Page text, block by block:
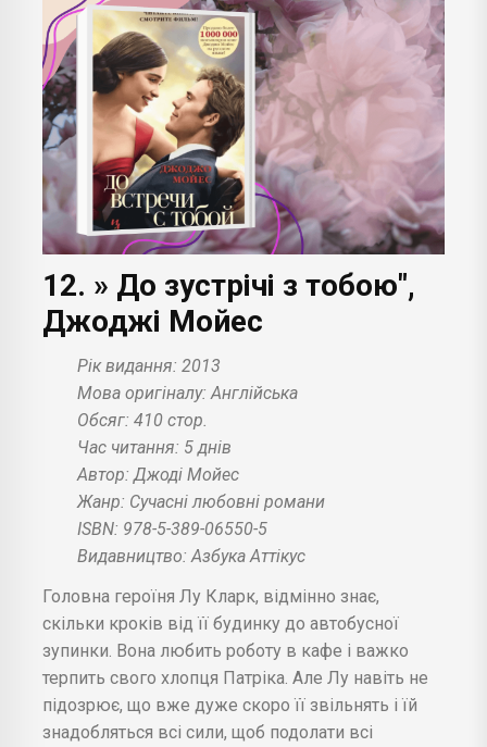
12. » До зустрічі з тобою",
Джоджі Мойес
Рік видання: 2013
Мова оригіналу: Англійська
Обсяг: 410 стор.
Час читання: 5 днів
Автор: Джоді Мойес
Жанр: Сучасні любовні романи
ISBN: 978-5-389-06550-5
Видавництво: Азбука Аттікус
Головна героїня Лу Кларк, відмінно знає,
скільки кроків від її будинку до автобусної
зупинки. Вона любить роботу в кафе і важко
терпить свого хлопця Патріка. Але Лу навіть не
підозрює, що вже дуже скоро її звільнять і їй
знадобляться всі сили, щоб подолати всі